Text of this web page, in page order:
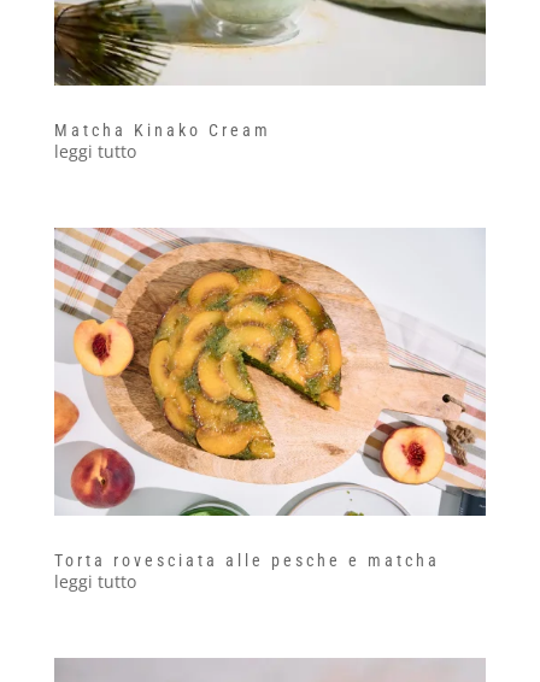
Matcha Kinako Cream
leggi tutto
Torta rovesciata alle pesche e matcha
leggi tutto